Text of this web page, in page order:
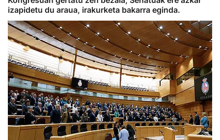
izapidetu du araua, irakurketa bakarra eginda.